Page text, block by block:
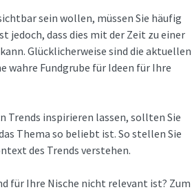
sein wollen, müssen Sie häufig
jedoch, dass dies mit der Zeit zu einer
Glücklicherweise sind die aktuellen
wahre Fundgrube für Ideen für Ihre
Trends inspirieren lassen, sollten Sie
Thema so beliebt ist. So stellen Sie
des Trends verstehen.
für Ihre Nische nicht relevant ist? Zum